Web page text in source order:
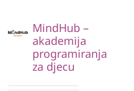
MindHub –
akademija
programiranja
za djecu